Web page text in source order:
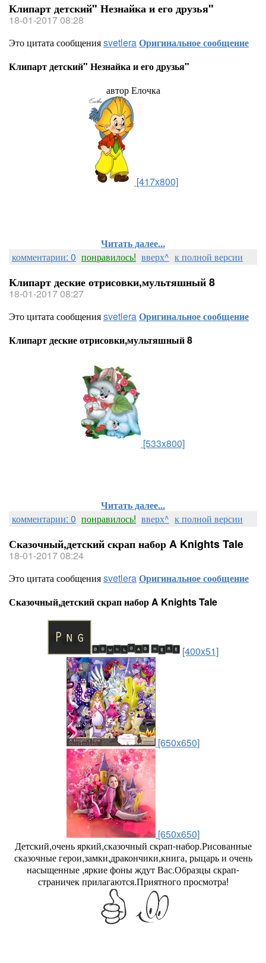
Клипарт детский" Незнайка и его друзья"
18-01-2017 08:28
Это цитата сообщенияsvetleraОригинальное сообщение
Клипарт детский" Незнайка и его друзья"
автор Елочка
[417x800]
Читать далее...
комментарии: 0 понравилось! вверх^ к полной версии
Клипарт деские отрисовки,мультяшный 8
18-01-2017 08:27
Это цитата сообщенияsvetleraОригинальное сообщение
Клипарт деские отрисовки,мультяшный 8
[533x800]
Читать далее...
комментарии: 0 понравилось! вверх^ к полной версии
Сказочный,детский скрап набор A Knights Tale
18-01-2017 08:24
Это цитата сообщенияsvetleraОригинальное сообщение
Сказочный,детский скрап набор A Knights Tale
[400x51]
[650x650]
[650x650]
Детский,очень яркий,сказочный скрап-набор.Рисованные
сказочные герои,замки,дракончики,книга, рыцарь и очень
насыщенные ,яркие фоны ждут Вас.Образцы скрап-
страничек прилагаются.Приятного просмотра!